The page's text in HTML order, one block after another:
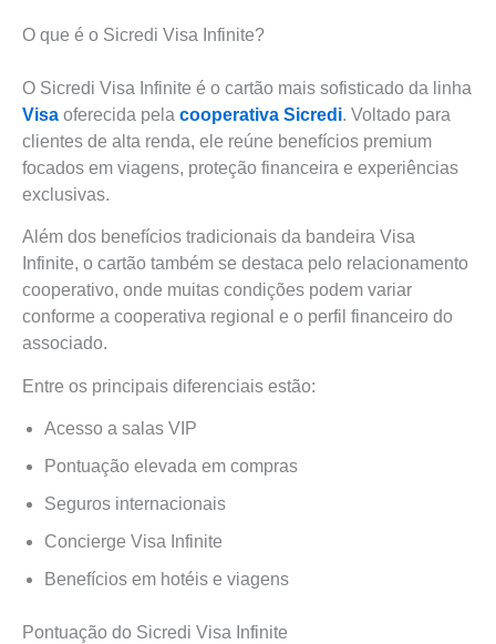
O que é o Sicredi Visa Infinite?
O Sicredi Visa Infinite é o cartão mais sofisticado da linha
Visa oferecida pela cooperativa Sicredi. Voltado para
clientes de alta renda, ele reúne benefícios premium
focados em viagens, proteção financeira e experiências
exclusivas.
Além dos benefícios tradicionais da bandeira Visa
Infinite, o cartão também se destaca pelo relacionamento
cooperativo, onde muitas condições podem variar
conforme a cooperativa regional e o perfil financeiro do
associado.
Entre os principais diferenciais estão:
Acesso a salas VIP
Pontuação elevada em compras
Seguros internacionais
Concierge Visa Infinite
Benefícios em hotéis e viagens
Pontuação do Sicredi Visa Infinite